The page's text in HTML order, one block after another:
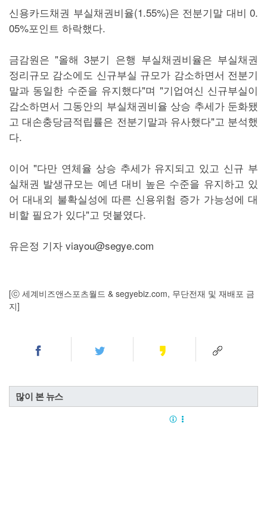
신용카드채권 부실채권비율(1.55%)은 전분기말 대비 0.
05%포인트 하락했다.
금감원은 "올해 3분기 은행 부실채권비율은 부실채권
정리규모 감소에도 신규부실 규모가 감소하면서 전분기
말과 동일한 수준을 유지했다"며 "기업여신 신규부실이
감소하면서 그동안의 부실채권비율 상승 추세가 둔화됐
고 대손충당금적립률은 전분기말과 유사했다"고 분석했
다.
이어 "다만 연체율 상승 추세가 유지되고 있고 신규 부
실채권 발생규모는 예년 대비 높은 수준을 유지하고 있
어 대내외 불확실성에 따른 신용위험 증가 가능성에 대
비할 필요가 있다"고 덧붙였다.
유은정 기자 viayou@segye.com
[ⓒ 세계비즈앤스포츠월드 & segyebiz.com, 무단전재 및 재배포 금
지]
많이 본 뉴스